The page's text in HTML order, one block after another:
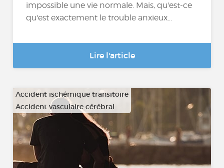
impossible une vie normale. Mais, qu'est-ce
qu'est exactement le trouble anxieux...
Lire l'article
Accident ischémique transitoire
Accident vasculaire cérébral